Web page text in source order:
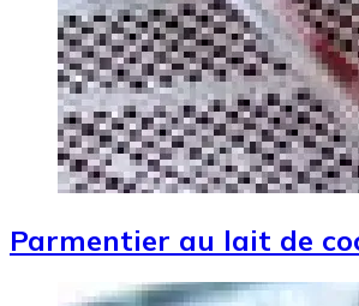
Parmentier au lait de
Image